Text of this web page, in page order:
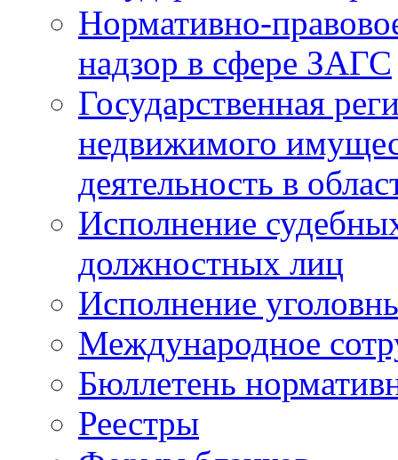
Нормативно-
надзор в сфере ЗАГС
Государственная
недвижимого
деятельность в
Исполнение
должностных лиц
Исполнение
Международное
Бюллетень
Реестры